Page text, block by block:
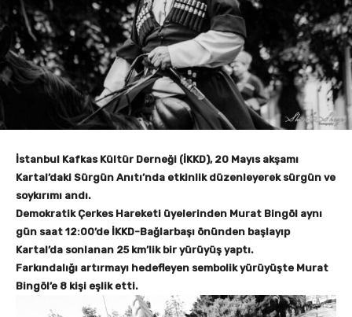
İstanbul Kafkas Kültür Derneği (İKKD), 20 Mayıs akşamı
Kartal’daki Sürgün Anıtı’nda etkinlik düzenleyerek sürgün ve
soykırımı andı.
Demokratik Çerkes Hareketi üyelerinden Murat Bingöl aynı
gün saat 12:00’de İKKD-Bağlarbaşı önünden başlayıp
Kartal’da sonlanan 25 km’lik bir yürüyüş yaptı.
Farkındalığı artırmayı hedefleyen sembolik yürüyüşte Murat
Bingöl’e 8 kişi eşlik etti.